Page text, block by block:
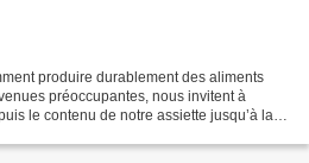
produire durablement des aliments
préoccupantes, nous invitent à
le contenu de notre assiette jusqu’à la